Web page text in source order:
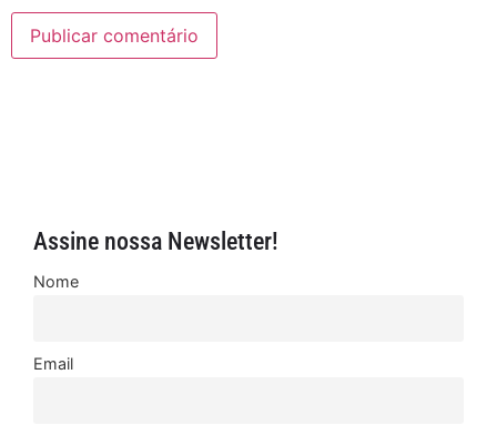
Assine nossa Newsletter!
Nome
Email